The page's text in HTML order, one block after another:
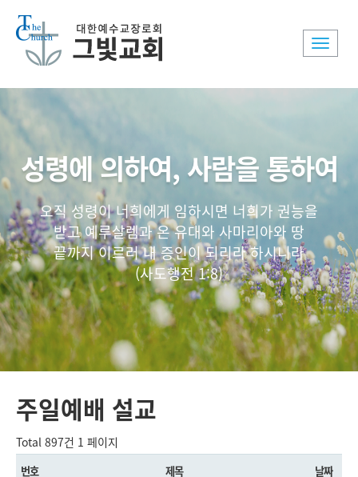
Toggle
성령에 의하여, 사람을 통하여
오직 성령이 너희에게 임하시면 너희가 권능을
받고 예루살렘과 온 유대와 사마리아와 땅
끝까지 이르러 내 증인이 되리라 하시니라
(사도행전 1:8)
주일예배 설교
Total 897건 1 페이지
번호 제목 날짜